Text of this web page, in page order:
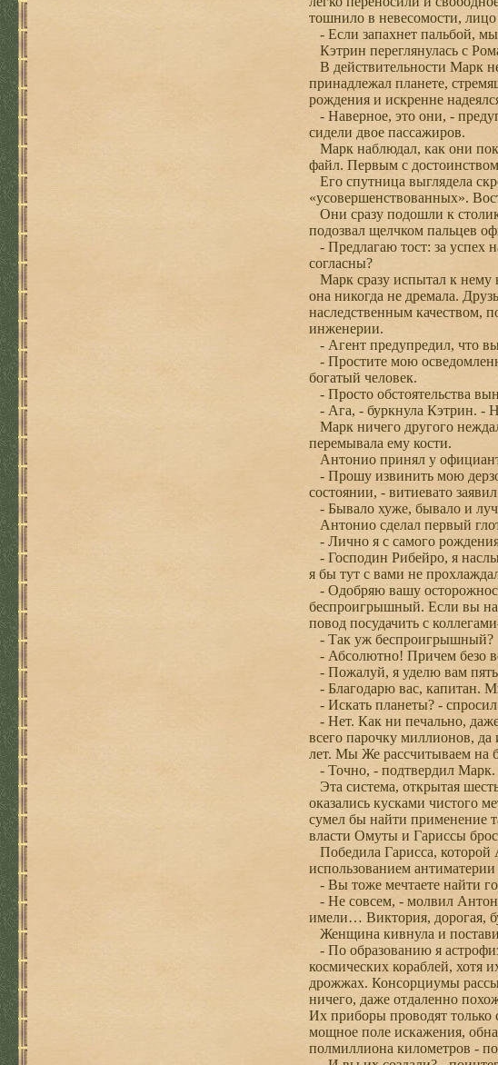
тошнило в невесомости,
- Если запахнет пальбой,
Кэтрин переглянулась с
В действительности Марк
принадлежал планете,
рождения и искренне
- Наверное, это они, -
сидели двое пассажиров.
Марк наблюдал, как они
файл. Первым с
Его спутница выглядела
«усовершенствованных».
Они сразу подошли к
подозвал щелчком пальцев
- Предлагаю тост: за успех
согласны?
Марк сразу испытал к нему
она никогда не дремала.
наследственным качеством,
инженерии.
- Агент предупредил, что
- Простите мою
богатый человек.
- Просто обстоятельства
- Ага, - буркнула Кэтрин. -
Марк ничего другого
перемывала ему кости.
Антонио принял у
- Прошу извинить мою
состоянии, - витиевато
- Бывало хуже, бывало и
Антонио сделал первый
- Лично я с самого
- Господин Рибейро, я
я бы тут с вами не
- Одобряю вашу
беспроигрышный. Если вы
повод посудачить с
- Так уж беспроигрышный?
- Абсолютно! Причем безо
- Пожалуй, я уделю вам
- Благодарю вас, капитан.
- Искать планеты? -
- Нет. Как ни печально,
всего парочку миллионов, да
лет. Мы Же рассчитываем на
- Точно, - подтвердил Марк.
Эта система, открытая
оказались кусками чистого
сумел бы найти применение
власти Омуты и Гариссы
Победила Гарисса, которой
использованием
- Вы тоже мечтаете найти
- Не совсем, - молвил
имели… Виктория, дорогая,
Женщина кивнула и
- По образованию я
космических кораблей, хотя
дрожжах. Консорциумы
ничего, даже отдаленно
Их приборы проводят только
мощное поле искажения,
полмиллиона километров -